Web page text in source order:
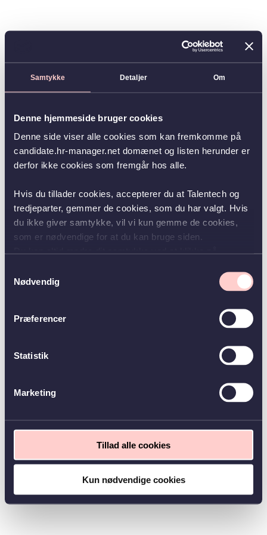
Samtykke Detaljer Om
Denne hjemmeside bruger cookies
Denne side viser alle cookies som kan fremkomme på
candidate.hr-manager.net domænet og listen herunder er
derfor ikke cookies som fremgår hos alle.
Hvis du tillader cookies, accepterer du at Talentech og
tredjeparter, gemmer de cookies, som du har valgt. Hvis
du ikke giver samtykke, vil vi kun gemme de cookies,
som er nødvendige for at du kan bruge siden.
Nødvendig
Præferencer
Statistik
Marketing
Tillad alle cookies
Kun nødvendige cookies